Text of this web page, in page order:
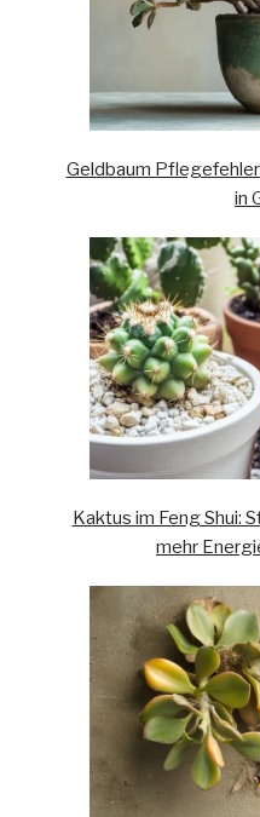
Geldbaum
in
Kaktus im Feng Shui:
mehr